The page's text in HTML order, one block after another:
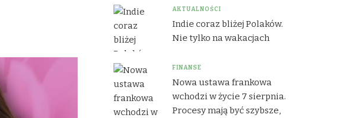
AKTUALNOŚCI
Indie coraz bliżej Polaków.
Nie tylko na wakacjach
FINANSE
Nowa ustawa frankowa
wchodzi w życie 7 sierpnia.
Procesy mają być szybsze,